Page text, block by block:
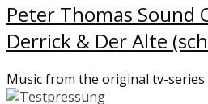
Peter Thomas Sound
Derrick & Der Alte
Music from the original tv-series